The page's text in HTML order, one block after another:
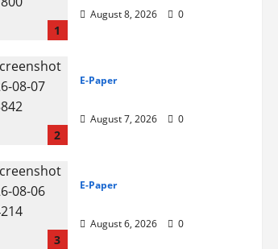
1
August 8, 2026 0
2
E-Paper
August 7, 2026 0
3
E-Paper
August 6, 2026 0